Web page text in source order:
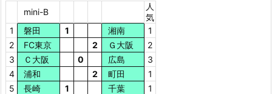
mini-B
人
気
1
磐田 1 湘南
1
2
FC東京 2 Ｇ大阪
2
3
Ｃ大阪 0 広島
3
4
浦和 2 町田
1
5
長崎 1 千葉 1